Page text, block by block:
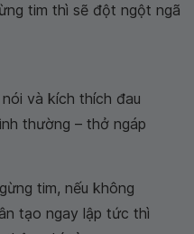
tim thì sẽ đột ngột ngã
và kích thích đau
thường – thở ngáp
tim, nếu không
tạo ngay lập tức thì